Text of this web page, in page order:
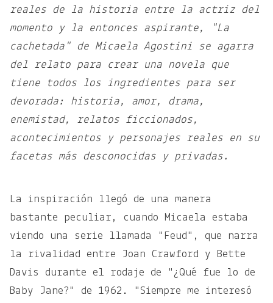
reales de la historia entre la actriz del
momento y la entonces aspirante, "La
cachetada" de Micaela Agostini se agarra
del relato para crear una novela que
tiene todos los ingredientes para ser
devorada: historia, amor, drama,
enemistad, relatos ficcionados,
acontecimientos y personajes reales en su
facetas más desconocidas y privadas.
La inspiración llegó de una manera
bastante peculiar, cuando Micaela estaba
viendo una serie llamada "Feud", que narra
la rivalidad entre Joan Crawford y Bette
Davis durante el rodaje de "¿Qué fue lo de
Baby Jane?" de 1962. "Siempre me interesó